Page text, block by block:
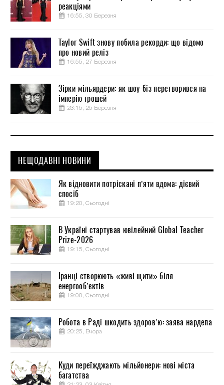
реакціями
16:55, 30 Березня
Taylor Swift знову побила рекорди: що відомо
про новий реліз
16:55, 27 Березня
Зірки-мільярдери: як шоу-біз перетворився на
імперію грошей
23:15, 25 Березня
НЕЩОДАВНІ НОВИНИ
Як відновити потріскані п’яти вдома: дієвий
спосіб
19:20, Сьогодні
В Україні стартував ювілейний Global Teacher
Prize-2026
19:15, Сьогодні
Іранці створюють «живі щити» біля
енергооб’єктів
19:00, Сьогодні
Робота в Раді шкодить здоров’ю: заява нардепа
20:25, Вчора
Куди переїжджають мільйонери: нові міста
багатства